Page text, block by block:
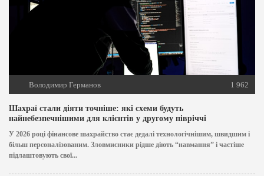
Володимир Германов 1 962
Шахраї стали діяти точніше: які схеми будуть
найнебезпечнішими для клієнтів у другому півріччі
У 2026 році фінансове шахрайство стає дедалі технологічнішим, швидшим і
більш персоналізованим. Зловмисники рідше діють “навмання” і частіше
підлаштовують свої...